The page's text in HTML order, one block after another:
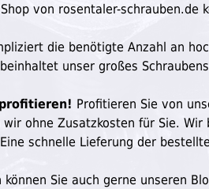
von rosentaler-schrauben.de
die benötigte Anzahl an
unser großes
Profitieren Sie von
ohne Zusatzkosten für Sie.
schnelle Lieferung der
Sie auch gerne unseren